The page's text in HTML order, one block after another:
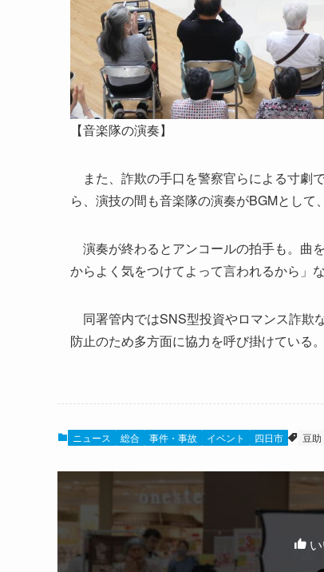
【音楽隊の演奏】
また、詐欺の手口を警察官らによる寸劇
ら、演技の間も音楽隊の演奏がBGMとして
演奏が終わるとアンコールの拍手も。曲
からよく気をつけてよって言われるから」
同署管内ではSNS型投資やロマンス詐欺
防止のため多方面に協力を呼び掛けている。
ニュース 総合 事件・事故 イベント 四日市 豆助